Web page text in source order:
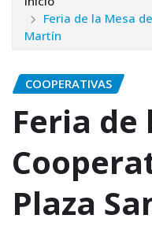
Feria de la Mesa
Martín
COOPERATIVAS
Feria de
Plaza